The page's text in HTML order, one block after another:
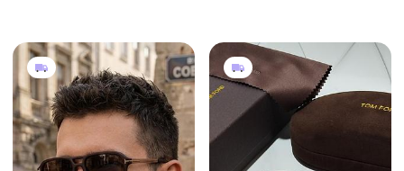
солнца лето 2026